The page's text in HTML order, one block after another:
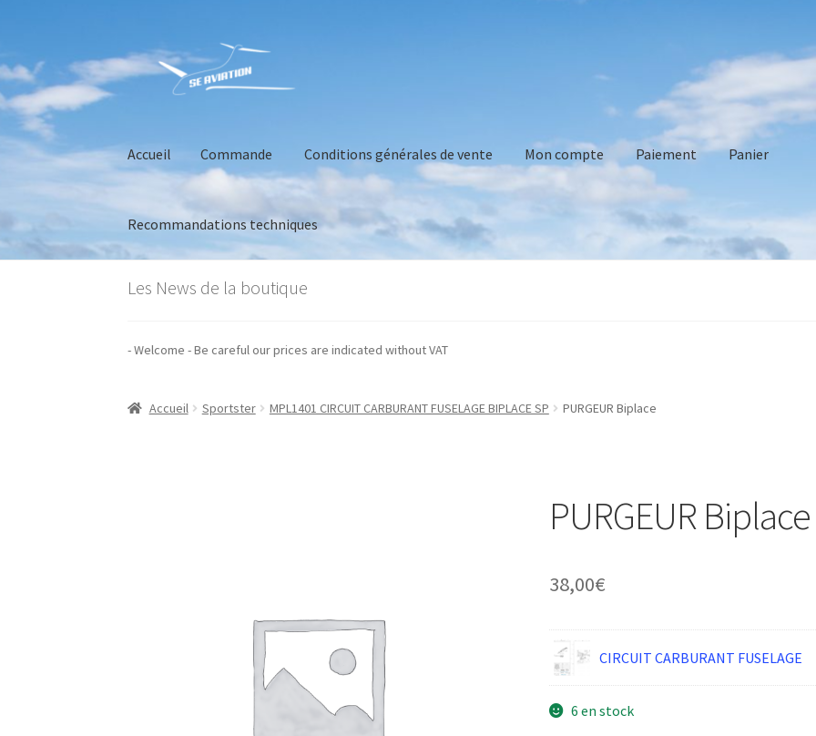
Aller
à
Aller
au
contenu
Accueil Commande Conditions générales de vente Mon compte Paiement Panier
Recommandations techniques
AccueilCommandeConditions générales de vente
Les News de la boutique
prix sont indiqués hors taxes - Welcome - Be careful our prices are indicated without VAT
Accueil Sportster MPL1401 CIRCUIT CARBURANT FUSELAGE BIPLACE SP PURGEUR Biplace
PURGEUR Biplace
38,00€
CIRCUIT CARBURANT FUSELAGE
6 en stock